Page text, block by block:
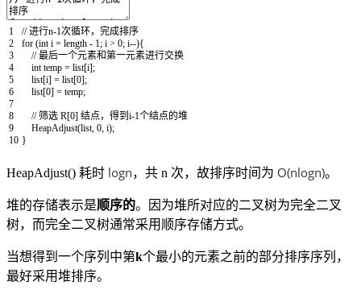
1
2
3
4
5
6
7
8
9
10
// 进行n-1次循环，完成排序
for (int i = length - 1; i > 0; i--){
// 最后一个元素和第一元素进行交换
int temp = list[i];
list[i] = list[0];
list[0] = temp;
// 筛选 R[0] 结点，得到i-1个结点的堆
HeapAdjust(list, 0, i);
}
HeapAdjust() 耗时 logn，共 n 次，故排序时间为 O(nlogn)。
堆的存储表示是顺序的。因为堆所对应的二叉树为完全二叉
树，而完全二叉树通常采用顺序存储方式。
当想得到一个序列中第k个最小的元素之前的部分排序序列，
最好采用堆排序。